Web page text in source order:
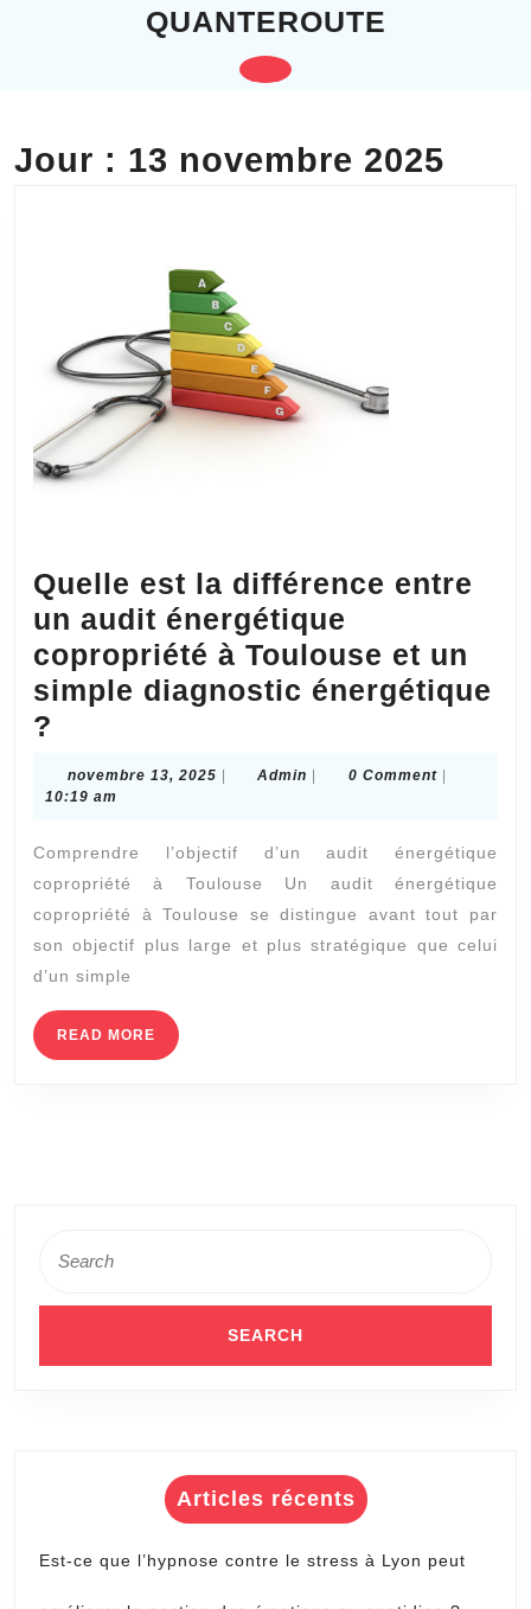
QUANTEROUTE
Open
Jour : 13 novembre 2025
Quelle est la différence entre
un audit énergétique
copropriété à Toulouse et un
simple diagnostic énergétique
?
la
entre
un
audit
énergétique
copropriété
à
énergétique
novembre 13, 2025 novembre
Admin Admin0 Comment
10:19 am
Comprendre l’objectif d’un audit énergétique
copropriété à Toulouse Un audit énergétique
copropriété à Toulouse se distingue avant tout par
son objectif plus large et plus stratégique que celui
d’un simple
READ MORE READ
MORE
for:
Articles récents
Est-ce que l’hypnose contre le stress à Lyon peut